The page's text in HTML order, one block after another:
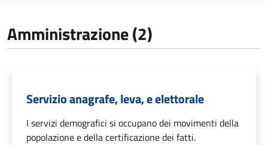
Amministrazione (2)
Servizio anagrafe, leva, e elettorale
I servizi demografici si occupano dei movimenti della
popolazione e della certificazione dei fatti.